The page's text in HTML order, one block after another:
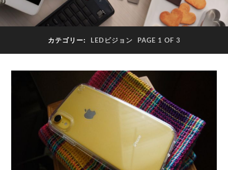
カテゴリー: LEDビジョン PAGE 1 OF 3